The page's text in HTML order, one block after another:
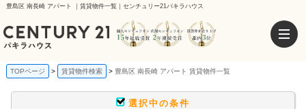
豊島区 南長崎 アパート ｜賃貸物件一覧｜センチュリー21パキラハウス
TOPページ 賃貸物件検索 豊島区 南長崎 アパート 賃貸物件一覧
選択中の条件